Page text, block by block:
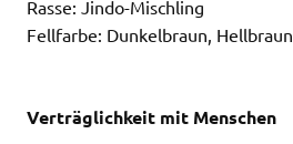
Rasse: Jindo-Mischling
Fellfarbe: Dunkelbraun, Hellbraun
Verträglichkeit mit Menschen